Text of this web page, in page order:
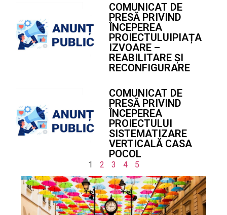
COMUNICAT DE
PRESĂ PRIVIND
ÎNCEPEREA
PROIECTULUIPIAȚA
IZVOARE –
REABILITARE ȘI
RECONFIGURARE
COMUNICAT DE
PRESĂ PRIVIND
ÎNCEPEREA
PROIECTULUI
SISTEMATIZARE
VERTICALĂ CASA
POCOL
1 2 3 4 5